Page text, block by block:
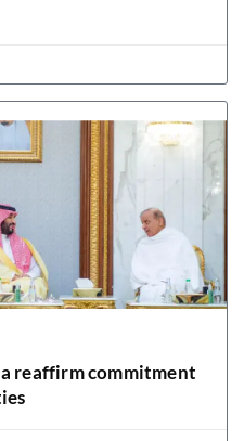
reaffirm commitment